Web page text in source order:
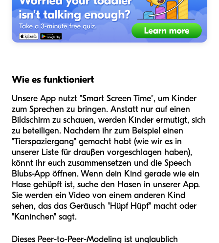
Wie es funktioniert
Unsere App nutzt "Smart Screen Time", um Kinder
zum Sprechen zu bringen. Anstatt nur auf einen
Bildschirm zu schauen, werden Kinder ermutigt, sich
zu beteiligen. Nachdem ihr zum Beispiel einen
"Tierspaziergang" gemacht habt (wie wir es in
unserer Liste für draußen vorgeschlagen haben),
könnt ihr euch zusammensetzen und die Speech
Blubs-App öffnen. Wenn dein Kind gerade wie ein
Hase gehüpft ist, suche den Hasen in unserer App.
Sie werden ein Video von einem anderen Kind
sehen, das das Geräusch "Hüpf Hüpf" macht oder
"Kaninchen" sagt.
Dieses Peer-to-Peer-Modeling ist unglaublich